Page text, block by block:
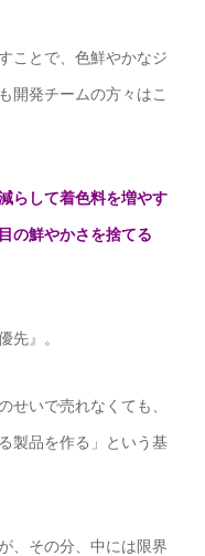
ことで、色鮮やかなジ
開発チームの方々はこ
らして着色料を増やす
の鮮やかさを捨てる
先』。
せいで売れなくても、
製品を作る」という基
、その分、中には限界